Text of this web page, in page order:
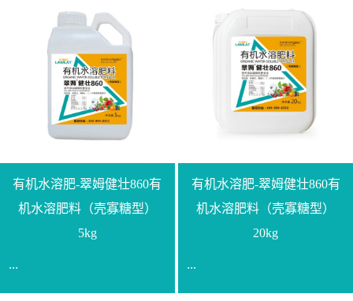
【通用名称】脲甲醛缓释
氮肥【产品形态】水剂
【产品规格】1000g【技术
指标】N≥330g/L【企业标
准】Q/LML O01-2022【使
用方法】1、飞防：每亩
复配其他农药、肥料并提
高药效，间隔2-3周，可连
释均匀喷施苗床;移栽前一
天，用同样方法再喷施一
【通用名称】微生物菌剂
【产品剂型】颗粒【产品
规格】20kg【技术指标】
有效活菌数≥10.0亿/克【增
效物质】有机质≥40%;小分
子有机碳≥23%;壳寡糖
底肥：亩用本品40kg-
100kg可替代有机肥，配合
与复合肥、水溶肥或细土
混均后沟施、穴施、撒施
有机水溶肥-翠姆健壮860有
机水溶肥料（壳寡糖型）
5kg
...
有机水溶肥-翠姆健壮860有
机水溶肥料（壳寡糖型）
20kg
...